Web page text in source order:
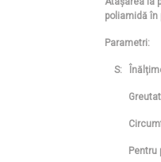
poliamidă în
Parametri:
S:
Pentru